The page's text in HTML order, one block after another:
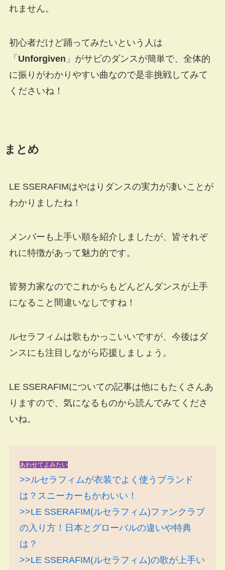
れません。
初心者だけど踊ってみたいという人は
「 Unforgiven 」がサビのダンスが簡単で、全体的
に振りがわかりやすい曲なので是非挑戦してみて
くださいね！
まとめ
LE SSERAFIMはやはりダンスの実力が凄いことが
わかりましたね！
メンバーも上手い順を紹介しましたが、皆それぞ
れに特徴があって魅力的です。
皆努力家なのでこれからもどんどんダンスが上手
になること間違いなしですね！
ルセラフィムは歌もかっこいいですが、今後はダ
ンスにも注目しながら応援しましょう。
LE SSERAFIMについての記事は他にもたくさんあ
りますので、気になるものから読んでみてくださ
いね。
あわせてよみたい
>>ルセラフィムが衣装でよく使うブランド
は？スニーカーもかわいい！
>>LE SSERAFIM(ルセラフィム)ファンクラブ
の入り方！日本とグローバルの違いや特典
は？
>>LE SSERAFIM(ルセラフィム)の歌が上手い